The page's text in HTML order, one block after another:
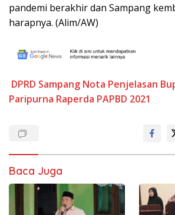
pandemi berakhir dan Sampang
harapnya. (Alim/AW)
DPRD Sampang Nota Penjelasan
Paripurna Raperda PAPBD 2021
Baca Juga